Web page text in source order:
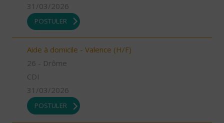
31/03/2026
POSTULER
Aide à domicile - Valence (H/F)
26 - Drôme
CDI
31/03/2026
POSTULER